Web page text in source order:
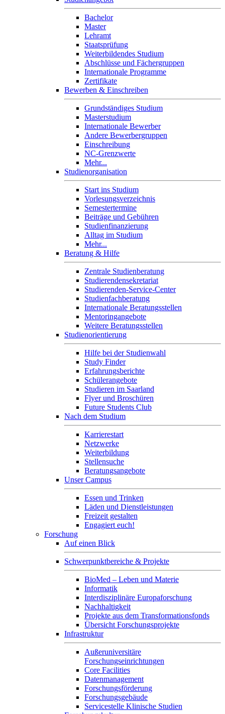
Bachelor
Master
Lehramt
Staatsprüfung
Weiterbildendes Studium
Abschlüsse und Fächergruppen
Internationale Programme
Zertifikate
Bewerben & Einschreiben
Grundständiges Studium
Masterstudium
Internationale Bewerber
Andere Bewerbergruppen
Einschreibung
NC-Grenzwerte
Mehr...
Studienorganisation
Start ins Studium
Vorlesungsverzeichnis
Semestertermine
Beiträge und Gebühren
Studienfinanzierung
Alltag im Studium
Mehr...
Beratung & Hilfe
Zentrale Studienberatung
Studierendensekretariat
Studierenden-Service-Center
Studienfachberatung
Internationale Beratungsstellen
Mentoringangebote
Weitere Beratungsstellen
Studienorientierung
Hilfe bei der Studienwahl
Study Finder
Erfahrungsberichte
Schülerangebote
Studieren im Saarland
Flyer und Broschüren
Future Students Club
Nach dem Studium
Karrierestart
Netzwerke
Weiterbildung
Stellensuche
Beratungsangebote
Unser Campus
Essen und Trinken
Läden und Dienstleistungen
Freizeit gestalten
Engagiert euch!
Forschung
Auf einen Blick
Schwerpunktbereiche & Projekte
BioMed – Leben und Materie
Informatik
Interdisziplinäre Europaforschung
Nachhaltigkeit
Projekte aus dem Transformationsfonds
Übersicht Forschungsprojekte
Infrastruktur
Außeruniversitäre
Forschungseinrichtungen
Core Facilities
Datenmanagement
Forschungsförderung
Forschungsgebäude
Servicestelle Klinische Studien